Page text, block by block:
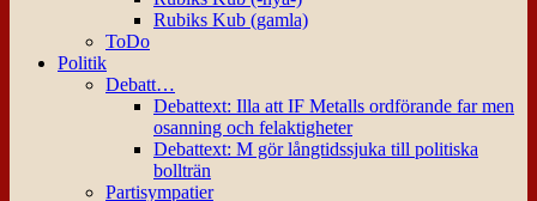
Rubiks Kub (gamla)
ToDo
Politik
Debatt…
Debattext: Illa att IF Metalls ordförande far men
osanning och felaktigheter
Debattext: M gör långtidssjuka till politiska
bollträn
Partisympatier